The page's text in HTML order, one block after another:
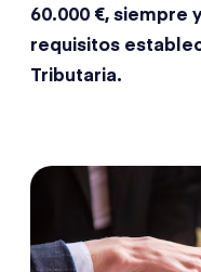
60.000 €, siempre
requisitos
Tributaria.